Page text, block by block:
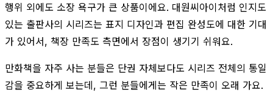
행위 외에도 소장 욕구가 큰 상품이에요. 대원씨아이처럼 인지도
있는 출판사의 시리즈는 표지 디자인과 편집 완성도에 대한 기대
가 있어서, 책장 만족도 측면에서 장점이 생기기 쉬워요.
만화책을 자주 사는 분들은 단권 자체보다도 시리즈 전체의 통일
감을 중요하게 보는데, 그런 분들에게는 작은 만족이 오래 가요.